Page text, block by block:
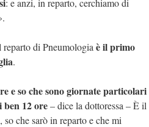
reparto di Pneumologia è il primo
.
e so che sono giornate particolari
12 ore– dice la dottoressa – È il
, so che sarò in reparto e che mi